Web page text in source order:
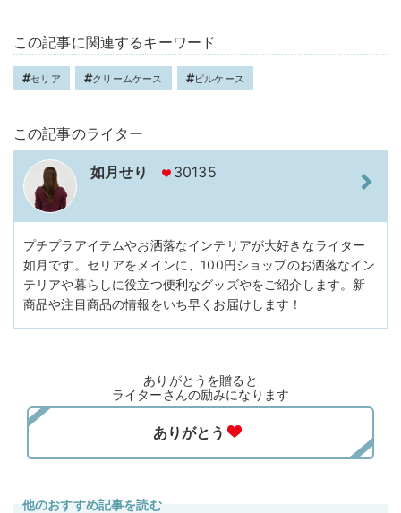
この記事に関連するキーワード
セリア クリームケース ピルケース
この記事のライター
如月せり 30135
プチプラアイテムやお洒落なインテリアが大好きなライター
如月です。セリアをメインに、100円ショップのお洒落なイン
テリアや暮らしに役立つ便利なグッズやをご紹介します。新
商品や注目商品の情報をいち早くお届けします！
ありがとうを贈ると
ライターさんの励みになります
他のおすすめ記事を読む